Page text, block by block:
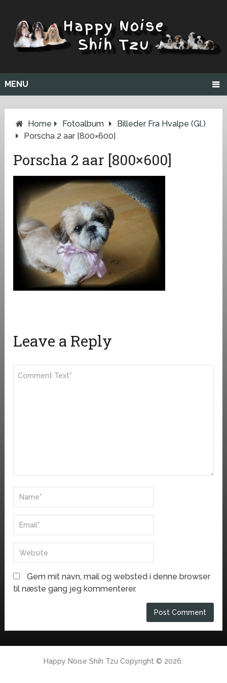
MENU
Home Fotoalbum
Billeder Fra Hvalpe (Gl.)
Porscha 2 aar [800×600]
Porscha 2 aar [800×600]
Leave a Reply
Gem mit navn, mail og websted i denne browser
til næste gang jeg kommenterer.
Happy Noise Shih Tzu Copyright © 2026.